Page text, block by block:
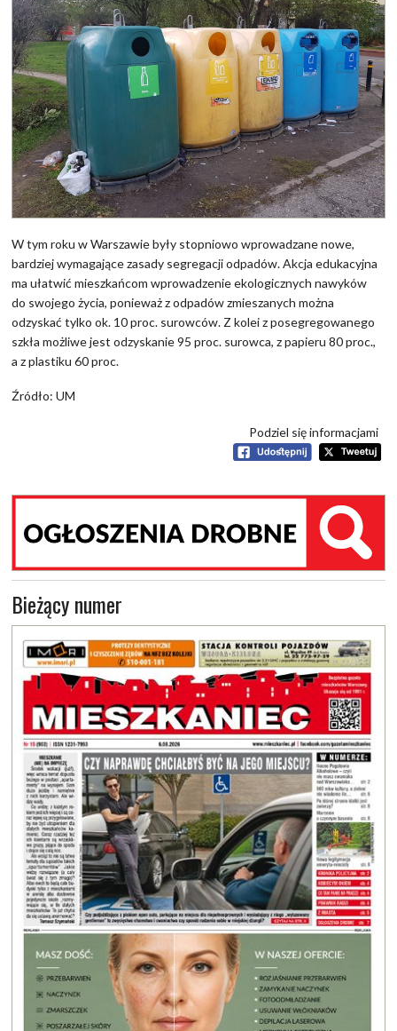
W tym roku w Warszawie były stopniowo wprowadzane nowe,
bardziej wymagające zasady segregacji odpadów. Akcja edukacyjna
ma ułatwić mieszkańcom wprowadzenie ekologicznych nawyków
do swojego życia, ponieważ z odpadów zmieszanych można
odzyskać tylko ok. 10 proc. surowców. Z kolei z posegregowanego
szkła możliwe jest odzyskanie 95 proc. surowca, z papieru 80 proc.,
a z plastiku 60 proc.
Źródło: UM
Podziel się informacjami
Bieżący numer